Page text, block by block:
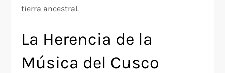
tierra ancestral.
La Herencia de la
Música del Cusco